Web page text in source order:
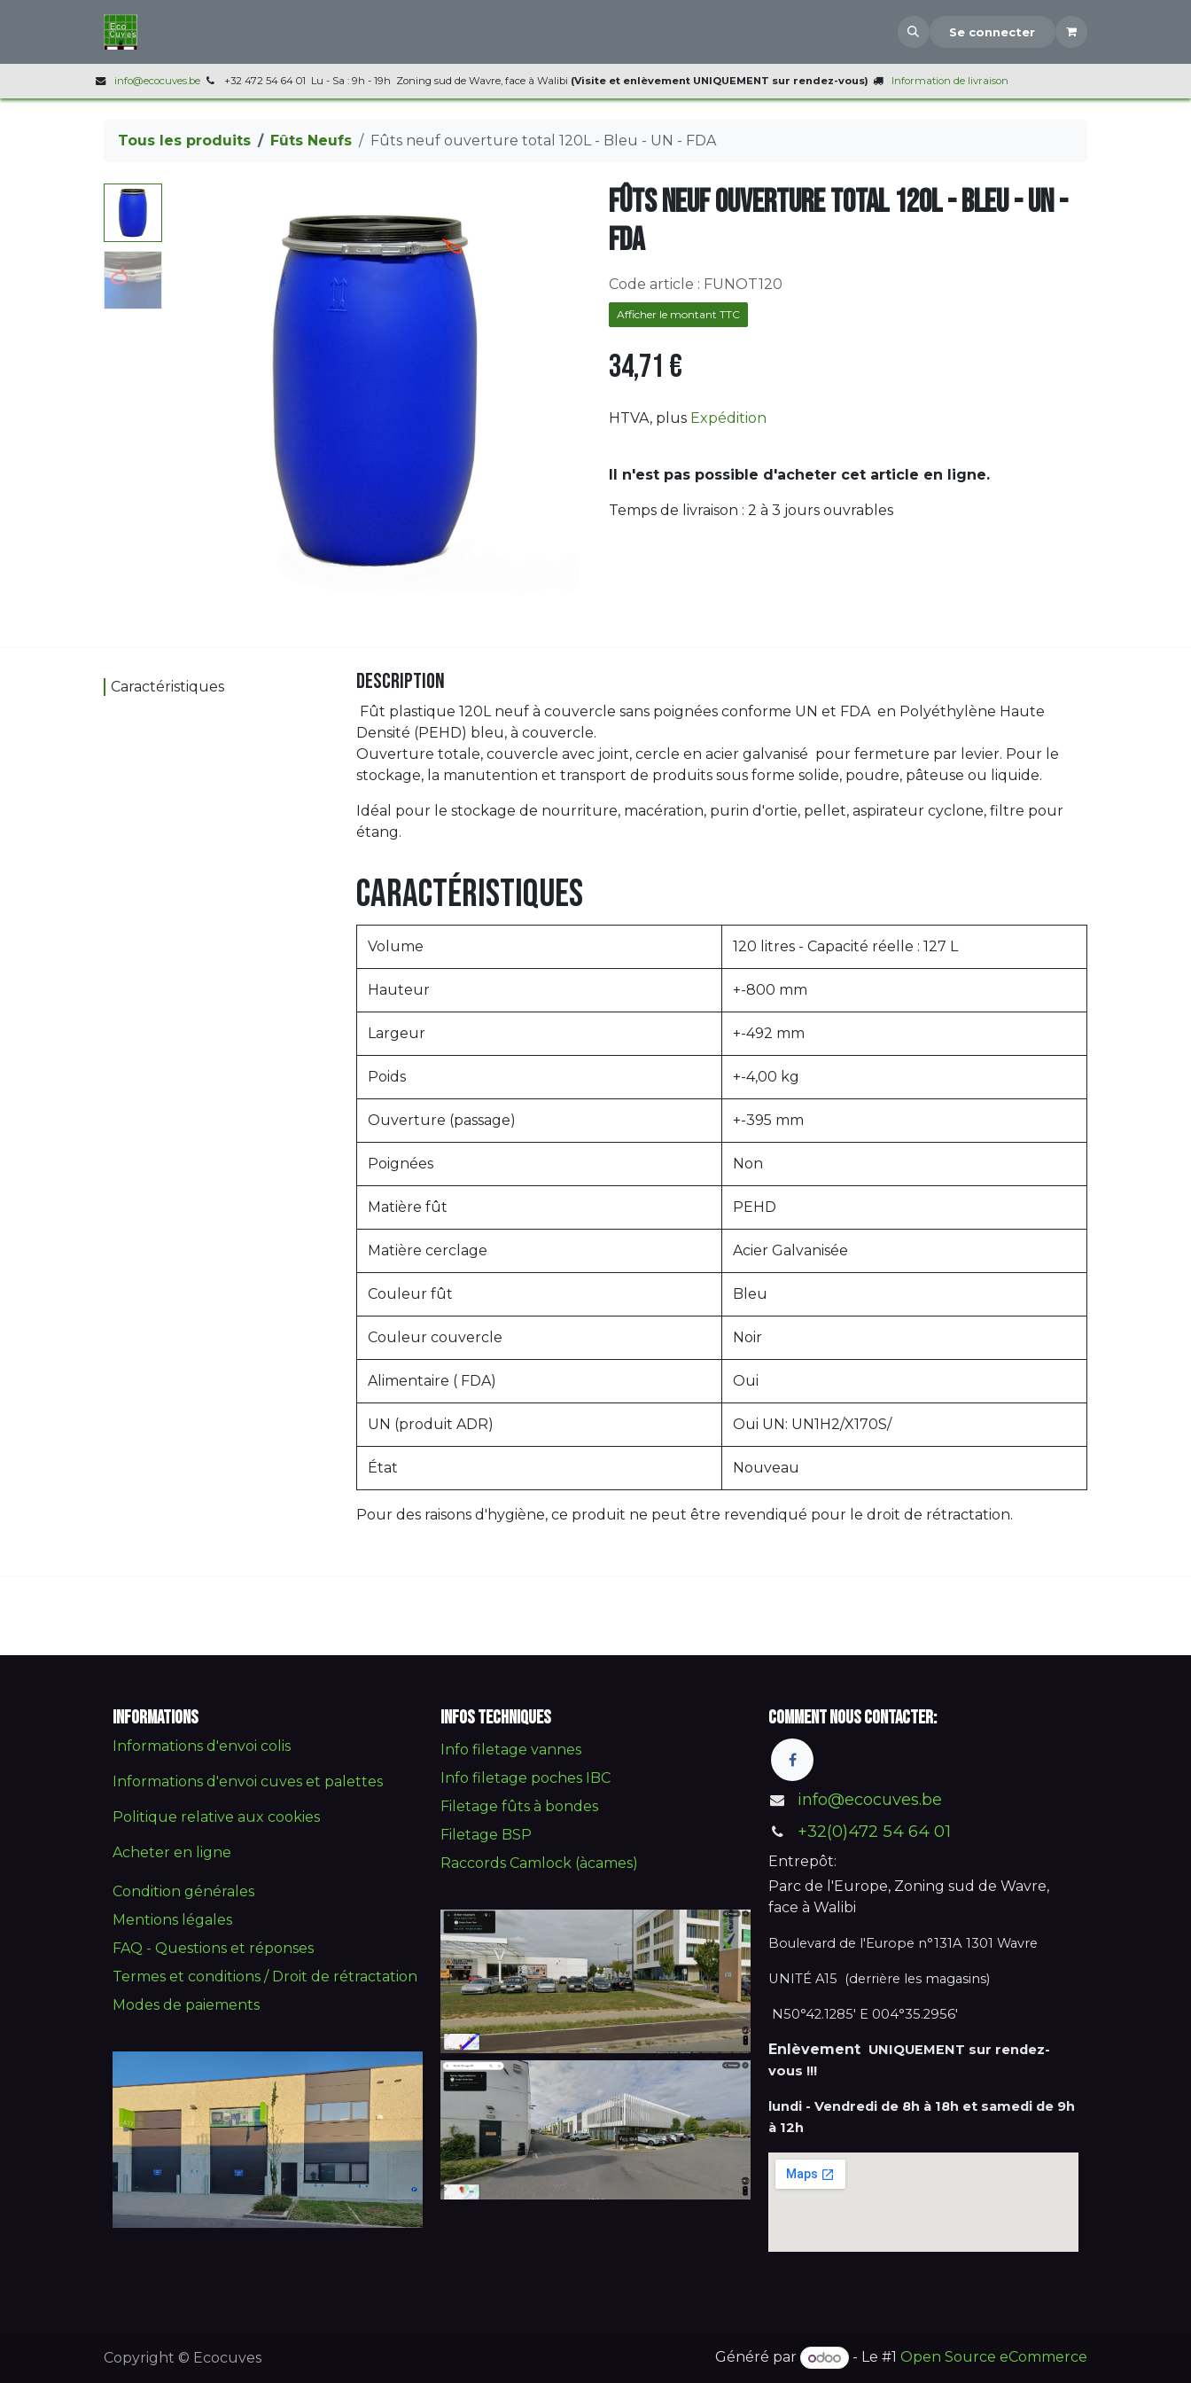
Se connecter
info@ecocuves.be +32 472 54 64 01 Lu - Sa : 9h - 19h Zoning sud de Wavre, face à Walibi (Visite et enlèvement UNIQUEMENT sur rendez-vous) Information de livraison
Tous les produits Fûts Neufs Fûts neuf ouverture total 120L - Bleu - UN - FDA
Fûts neuf ouverture total 120L - Bleu - UN -
FDA
Code article : FUNOT120
Afficher le montant TTC
34,71 €
HTVA, plus Expédition
Il n'est pas possible d'acheter cet article en ligne.
Temps de livraison : 2 à 3 jours ouvrables
Caractéristiques Description
Fût plastique 120L neuf à couvercle sans poignées conforme UN et FDA en Polyéthylène Haute
Densité (PEHD) bleu, à couvercle.
Ouverture totale, couvercle avec joint, cercle en acier galvanisé pour fermeture par levier. Pour le
stockage, la manutention et transport de produits sous forme solide, poudre, pâteuse ou liquide.
Idéal pour le stockage de nourriture, macération, purin d'ortie, pellet, aspirateur cyclone, filtre pour
étang.
Caractéristiques
Volume 120 litres - Capacité réelle : 127 L
Hauteur +-800 mm
Largeur +-492 mm
Poids +-4,00 kg
Ouverture (passage) +-395 mm
Poignées Non
Matière fût PEHD
Matière cerclage Acier Galvanisée
Couleur fût Bleu
Couleur couvercle Noir
Alimentaire ( FDA) Oui
UN (produit ADR) Oui UN: UN1H2/X170S/
État Nouveau
Pour des raisons d'hygiène, ce produit ne peut être revendiqué pour le droit de rétractation.
Infos techniques
Info filetage vannes
Info filetage poches IBC
Filetage fûts à bondes
Filetage BSP
Raccords Camlock (àcames)
Comment nous contacter:
info@ecocuves.be
+32(0)472 54 64 01
Entrepôt:
Parc de l'Europe, Zoning sud de Wavre,
face à Walibi
Boulevard de l'Europe n°131A 1301 Wavre
UNITÉ A15 (derrière les magasins)
N50°42.1285' E 004°35.2956'
Enlèvement UNIQUEMENT sur rendez-
vous !!!
lundi - Vendredi de 8h à 18h et samedi de 9h
à 12h
Informations
Informations d'envoi colis
Informations d'envoi cuves et palettes
Politique relative aux cookies
Acheter en ligne
Condition générales
Mentions légales
FAQ - Questions et réponses
Termes et conditions / Droit de rétractation
Modes de paiements
Copyright © Ecocuves Généré par - Le #1 Open Source eCommerce